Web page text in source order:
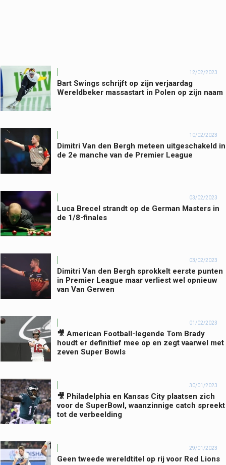
12/02/2023
Bart Swings schrijft op zijn verjaardag
Wereldbeker massastart in Polen op zijn naam
10/02/2023
Dimitri Van den Bergh meteen uitgeschakeld in
de 2e manche van de Premier League
03/02/2023
Luca Brecel strandt op de German Masters in
de 1/8-finales
03/02/2023
Dimitri Van den Bergh sprokkelt eerste punten
in Premier League maar verliest wel opnieuw
van Van Gerwen
01/02/2023
🎥 American Football-legende Tom Brady
houdt er definitief mee op en zegt vaarwel met
zeven Super Bowls
30/01/2023
🎥 Philadelphia en Kansas City plaatsen zich
voor de SuperBowl, waanzinnige catch spreekt
tot de verbeelding
29/01/2023
Geen tweede wereldtitel op rij voor Red Lions